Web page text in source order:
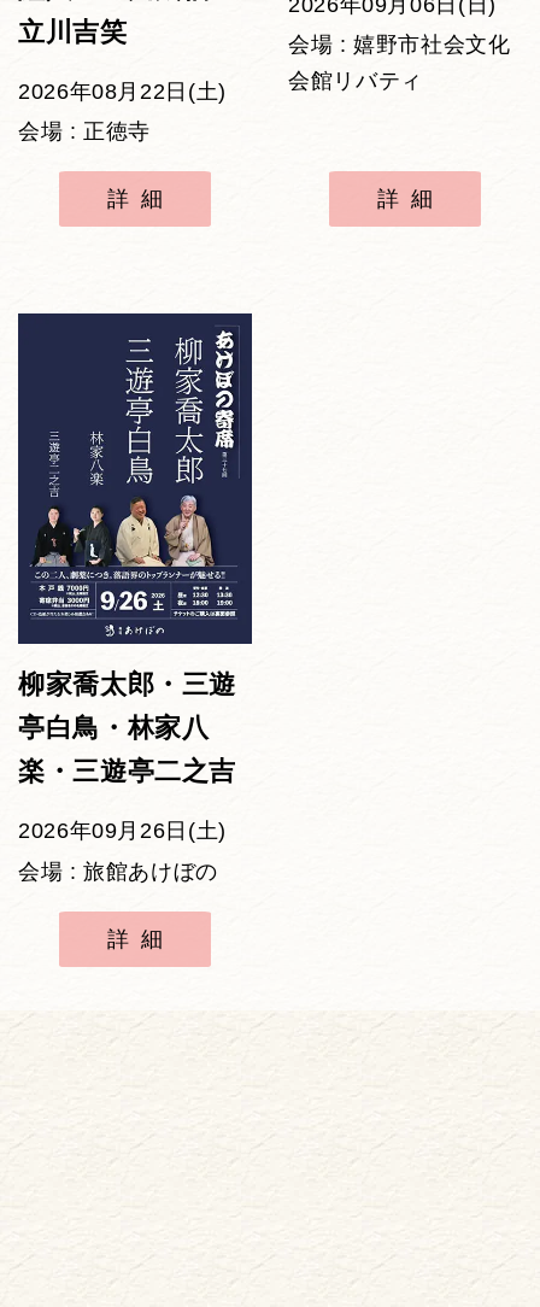
立川吉笑
2026年08月22日(土)
会場 : 正徳寺
詳細
会場 : 嬉野市社会文化
会館リバティ
詳細
柳家喬太郎・三遊
亭白鳥・林家八
楽・三遊亭二之吉
2026年09月26日(土)
会場 : 旅館あけぼの
詳細